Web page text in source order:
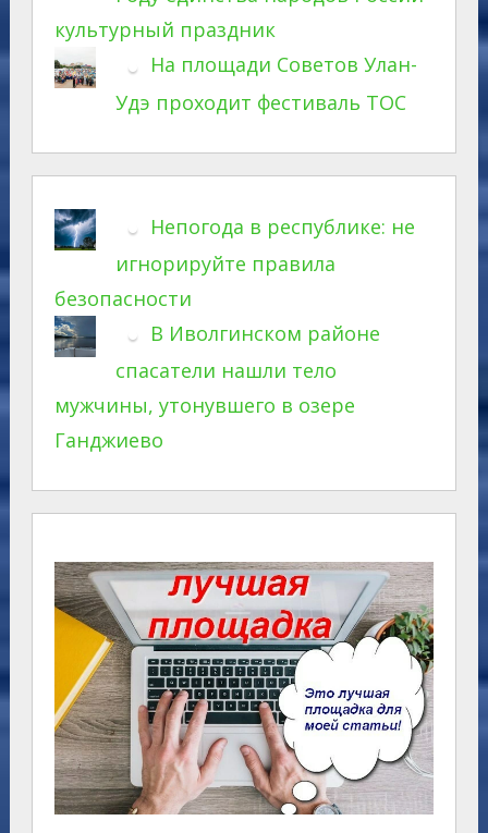
культурный праздник
На площади Советов Улан-
Удэ проходит фестиваль ТОС
Непогода в республике: не
игнорируйте правила
безопасности
В Иволгинском районе
спасатели нашли тело
мужчины, утонувшего в озере
Ганджиево